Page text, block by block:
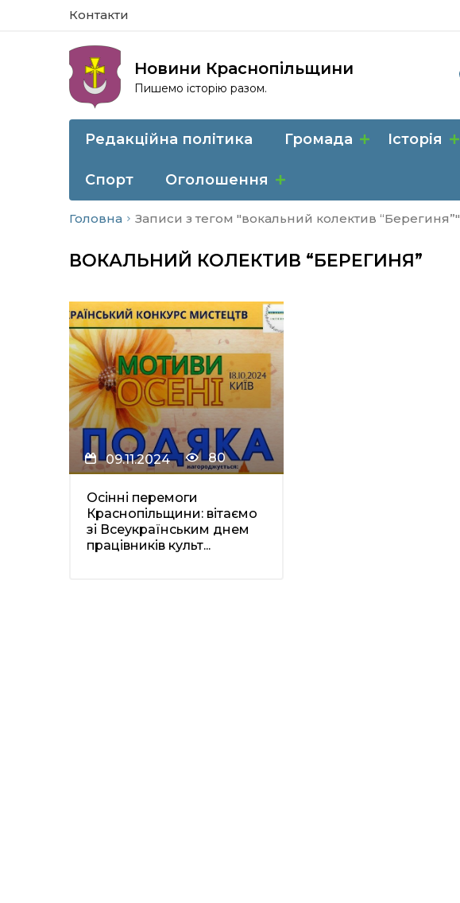
Контакти
Новини Краснопільщини
Пишемо історію разом.
Редакційна політика Громада Історія
Спорт Оголошення
Головна Записи з тегом "вокальний колектив “Берегиня”"
ВОКАЛЬНИЙ КОЛЕКТИВ “БЕРЕГИНЯ”
09.11.2024 80
Осінні перемоги
Краснопільщини: вітаємо
зі Всеукраїнським днем
працівників культ...